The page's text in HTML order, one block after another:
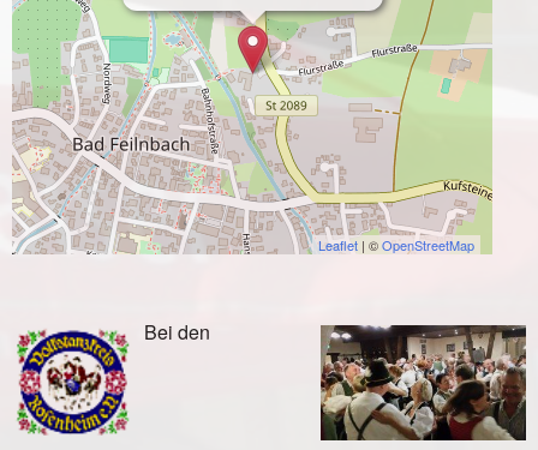
Leaflet | ©OpenStreetMap
Bei den